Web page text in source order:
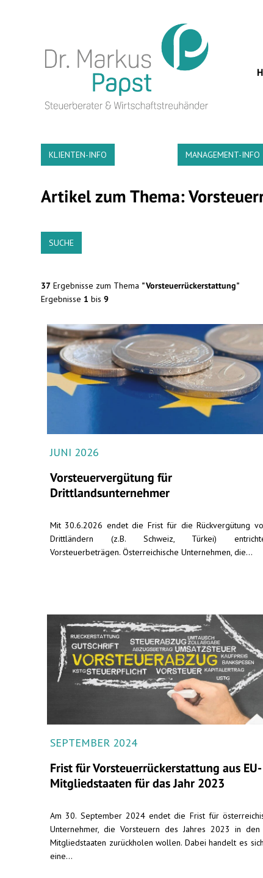
KLIENTEN-INFO MANAGEMENT-INFO
Artikel zum Thema:
SUCHE
37 Ergebnisse zum Thema "Vorsteuerrückerstattung"
Ergebnisse 1 bis 9
JUNI 2026
Vorsteuervergütung für
Drittlandsunternehmer
Mit 30.6.2026 endet die Frist für die Rückvergütung
Drittländern (z.B. Schweiz, Türkei)
Vorsteuerbeträgen. Österreichische Unternehmen, die...
SEPTEMBER 2024
Frist für Vorsteuerrückerstattung aus EU-
Mitgliedstaaten für das Jahr 2023
Am 30. September 2024 endet die Frist für
Unternehmer, die Vorsteuern des Jahres 2023 in den
Mitgliedstaaten zurückholen wollen. Dabei handelt es
eine...